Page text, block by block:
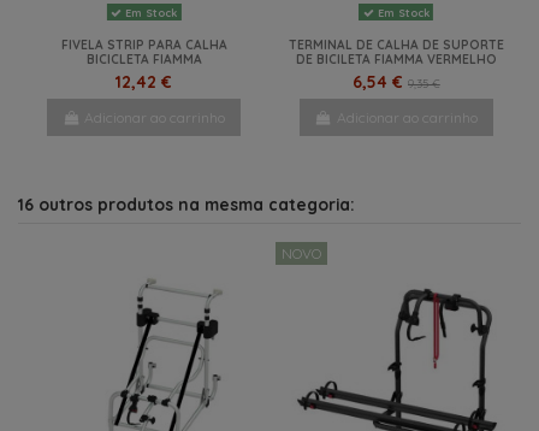
Em Stock
FIVELA STRIP PARA CALHA
BICICLETA FIAMMA
12,42 €
Adicionar ao carrinho
Em Stock
TERMINAL DE CALHA DE SUPORTE
DE BICILETA FIAMMA VERMELHO
6,54 € 9,35 €
Adicionar ao carrinho
16 outros produtos na mesma categoria:
NOVO